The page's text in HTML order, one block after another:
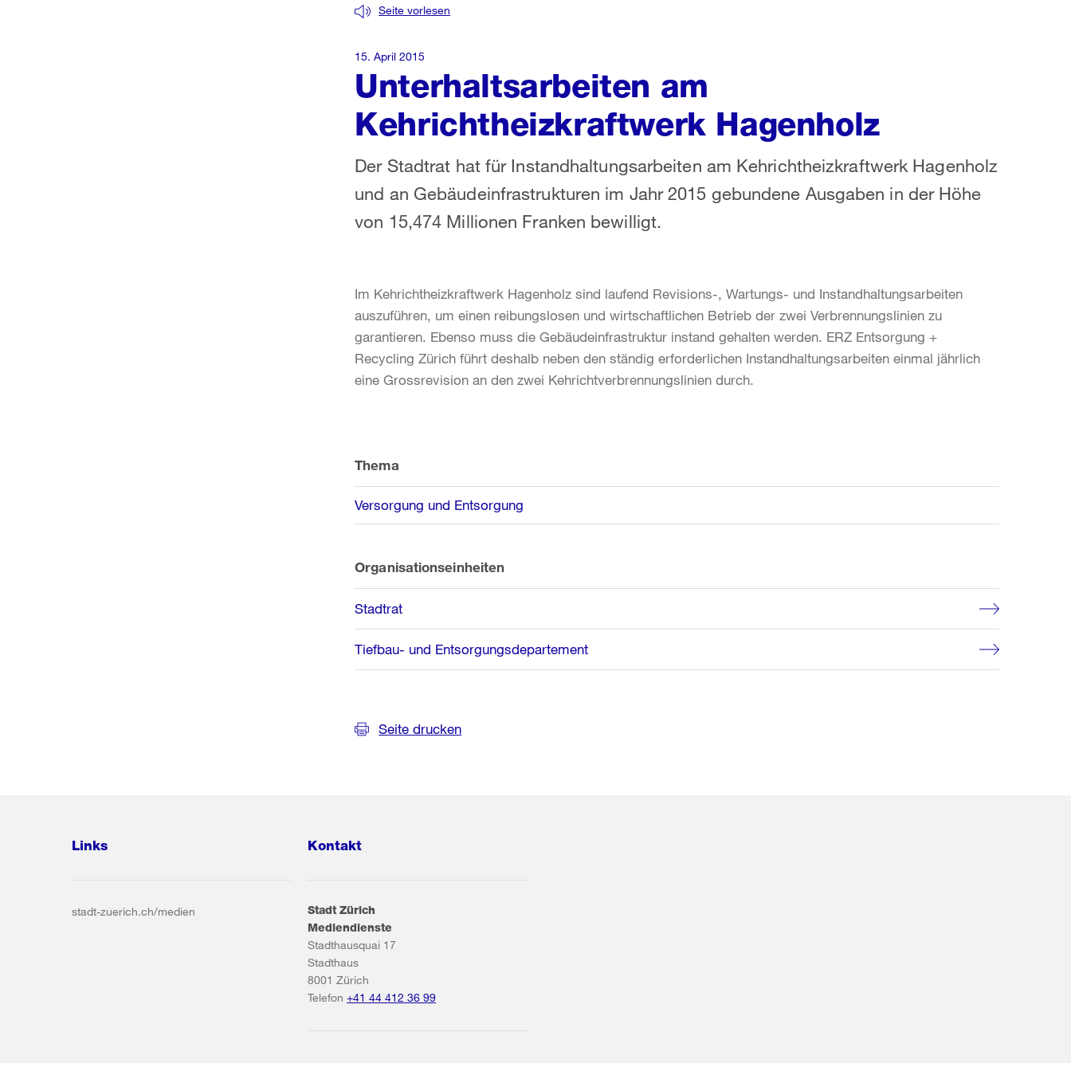
Unterhaltsarbeiten am
Kehrichtheizkraftwerk Hagenholz
Seite vorlesen
Der Stadtrat hat für Instandhaltungsarbeiten am Kehrichtheizkraftwerk Hagenholz
und an Gebäudeinfrastrukturen im Jahr 2015 gebundene Ausgaben in der Höhe
von 15,474 Millionen Franken bewilligt.
15. April 2015
Im Kehrichtheizkraftwerk Hagenholz sind laufend Revisions-, Wartungs- und Instandhaltungsarbeiten
auszuführen, um einen reibungslosen und wirtschaftlichen Betrieb der zwei Verbrennungslinien zu
garantieren. Ebenso muss die Gebäudeinfrastruktur instand gehalten werden. ERZ Entsorgung +
Recycling Zürich führt deshalb neben den ständig erforderlichen Instandhaltungsarbeiten einmal jährlich
eine Grossrevision an den zwei Kehrichtverbrennungslinien durch.
Informationen
Thema
Versorgung und Entsorgung
Organisationseinheiten
Stadtrat
Tiefbau- und Entsorgungsdepartement
Seite drucken
Links
stadt-zuerich.ch/medien
Kontakt
Stadt Zürich
Mediendienste
Stadthausquai 17
Stadthaus
8001 Zürich
Telefon +41 44 412 36 99